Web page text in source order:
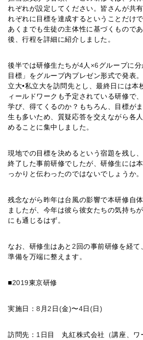
れぞれが設定してください。皆さんが共
れぞれに目標を達成するということだけ
あくまでも生徒の主体性に基づくもので
後、行程を詳細に紹介しました。
後半では研修生たちが4人 ×6グループに
目標」をグループ内プレゼン形式で発表
立大•私立大を訪問先とし、最終日には本
ィールドワークも予定されている研修で
学び、得てくるのか？もちろん、目標が
生も多いため、質疑応答を交えながら各
めることに集中しました。
現地での目標を決めるという宿題を残し
終了した事前研修でしたが、研修生には
っかりと伝わったのではないでしょうか。
残念ながら昨年は台風の影響で本研修自
ましたが、今年は彼ら彼女たちの気持ち
にも通じるはず。
なお、研修生はあと2回の事前研修を経
準備を万端に整えます。
■2019東京研修
実施日：8 月2 日 (金)〜4日 (日)
訪問先： 1日目 丸紅株式会社（講座、ワ